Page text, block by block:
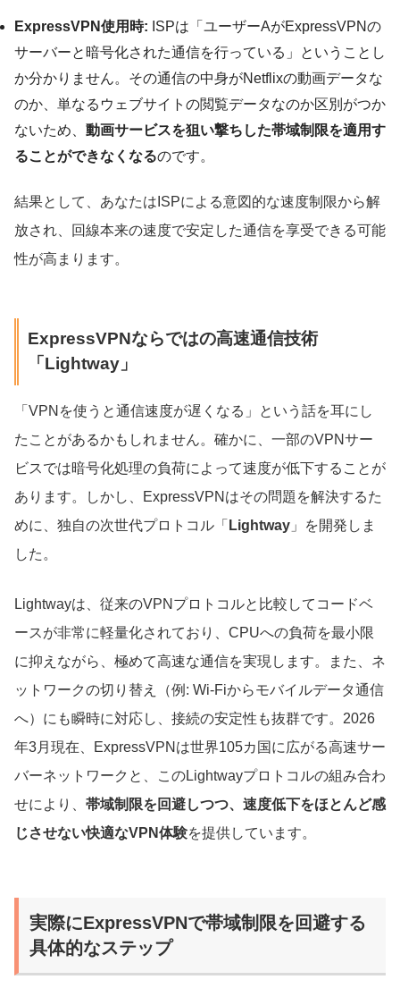
ExpressVPN使用時: ISPは「ユーザーAがExpressVPNの
サーバーと暗号化された通信を行っている」ということし
か分かりません。その通信の中身がNetflixの動画データな
のか、単なるウェブサイトの閲覧データなのか区別がつか
ないため、 動画サービスを狙い撃ちした帯域制限を適用す
ることができなくなるのです。
結果として、あなたはISPによる意図的な速度制限から解
放され、回線本来の速度で安定した通信を享受できる可能
性が高まります。
ExpressVPNならではの高速通信技術
「Lightway」
「VPNを使うと通信速度が遅くなる」という話を耳にし
たことがあるかもしれません。確かに、一部のVPNサー
ビスでは暗号化処理の負荷によって速度が低下することが
あります。しかし、ExpressVPNはその問題を解決するた
めに、独自の次世代プロトコル「 Lightway 」を開発しま
した。
Lightwayは、従来のVPNプロトコルと比較してコードベ
ースが非常に軽量化されており、CPUへの負荷を最小限
に抑えながら、極めて高速な通信を実現します。また、ネ
ットワークの切り替え（例: Wi-Fiからモバイルデータ通信
へ）にも瞬時に対応し、接続の安定性も抜群です。2026
年3月現在、ExpressVPNは世界105カ国に広がる高速サー
バーネットワークと、このLightwayプロトコルの組み合わ
せにより、 帯域制限を回避しつつ、速度低下をほとんど感
じさせない快適なVPN体験を提供しています。
実際にExpressVPNで帯域制限を回避する
具体的なステップ